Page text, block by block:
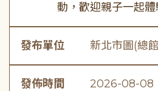
動，歡迎親子一起
發布單位 新北市圖(總
發佈時間 2026-08-08